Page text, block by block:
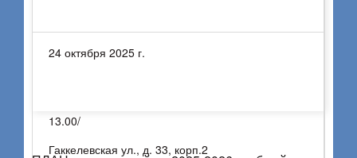
24 октября 2025 г.
13.00/
Гаккелевская ул., д. 33, корп.2